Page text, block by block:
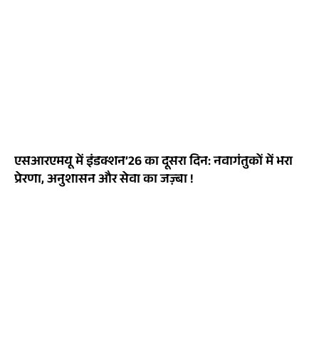
एसआरएमयू में इंडक्शन’26 का दूसरा दिन: नवागंतुकों में भरा
प्रेरणा, अनुशासन और सेवा का जज़्बा !